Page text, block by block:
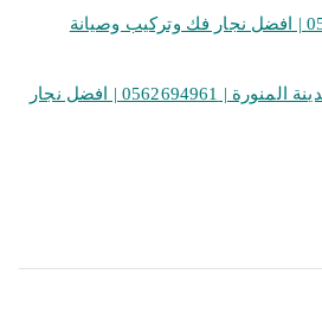
فني تركيب غرف نوم بالمدينة المنورة | 0562694961 | افضل نجار